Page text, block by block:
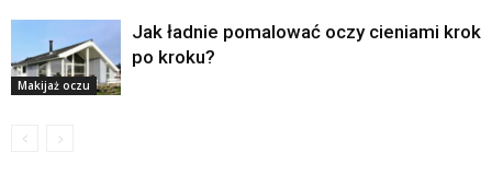
Makijaż oczu
Jak ładnie pomalować oczy cieniami krok
po kroku?